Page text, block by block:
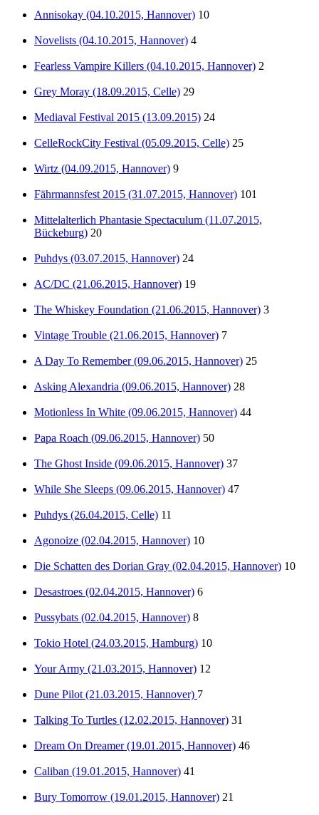
Annisokay (04.10.2015, Hannover) 10
Novelists (04.10.2015, Hannover) 4
Fearless Vampire Killers (04.10.2015, Hannover) 2
Grey Moray (18.09.2015, Celle) 29
Mediaval Festival 2015 (13.09.2015) 24
CelleRockCity Festival (05.09.2015, Celle) 25
Wirtz (04.09.2015, Hannover) 9
Fährmannsfest 2015 (31.07.2015, Hannover) 101
Mittelalterlich Phantasie Spectaculum (11.07.2015,
Bückeburg) 20
Puhdys (03.07.2015, Hannover) 24
AC/DC (21.06.2015, Hannover) 19
The Whiskey Foundation (21.06.2015, Hannover) 3
Vintage Trouble (21.06.2015, Hannover) 7
A Day To Remember (09.06.2015, Hannover) 25
Asking Alexandria (09.06.2015, Hannover) 28
Motionless In White (09.06.2015, Hannover) 44
Papa Roach (09.06.2015, Hannover) 50
The Ghost Inside (09.06.2015, Hannover) 37
While She Sleeps (09.06.2015, Hannover) 47
Puhdys (26.04.2015, Celle) 11
Agonoize (02.04.2015, Hannover) 10
Die Schatten des Dorian Gray (02.04.2015, Hannover) 10
Desastroes (02.04.2015, Hannover) 6
Pussybats (02.04.2015, Hannover) 8
Tokio Hotel (24.03.2015, Hamburg) 10
Your Army (21.03.2015, Hannover) 12
Dune Pilot (21.03.2015, Hannover) 7
Talking To Turtles (12.02.2015, Hannover) 31
Dream On Dreamer (19.01.2015, Hannover) 46
Caliban (19.01.2015, Hannover) 41
Bury Tomorrow (19.01.2015, Hannover) 21